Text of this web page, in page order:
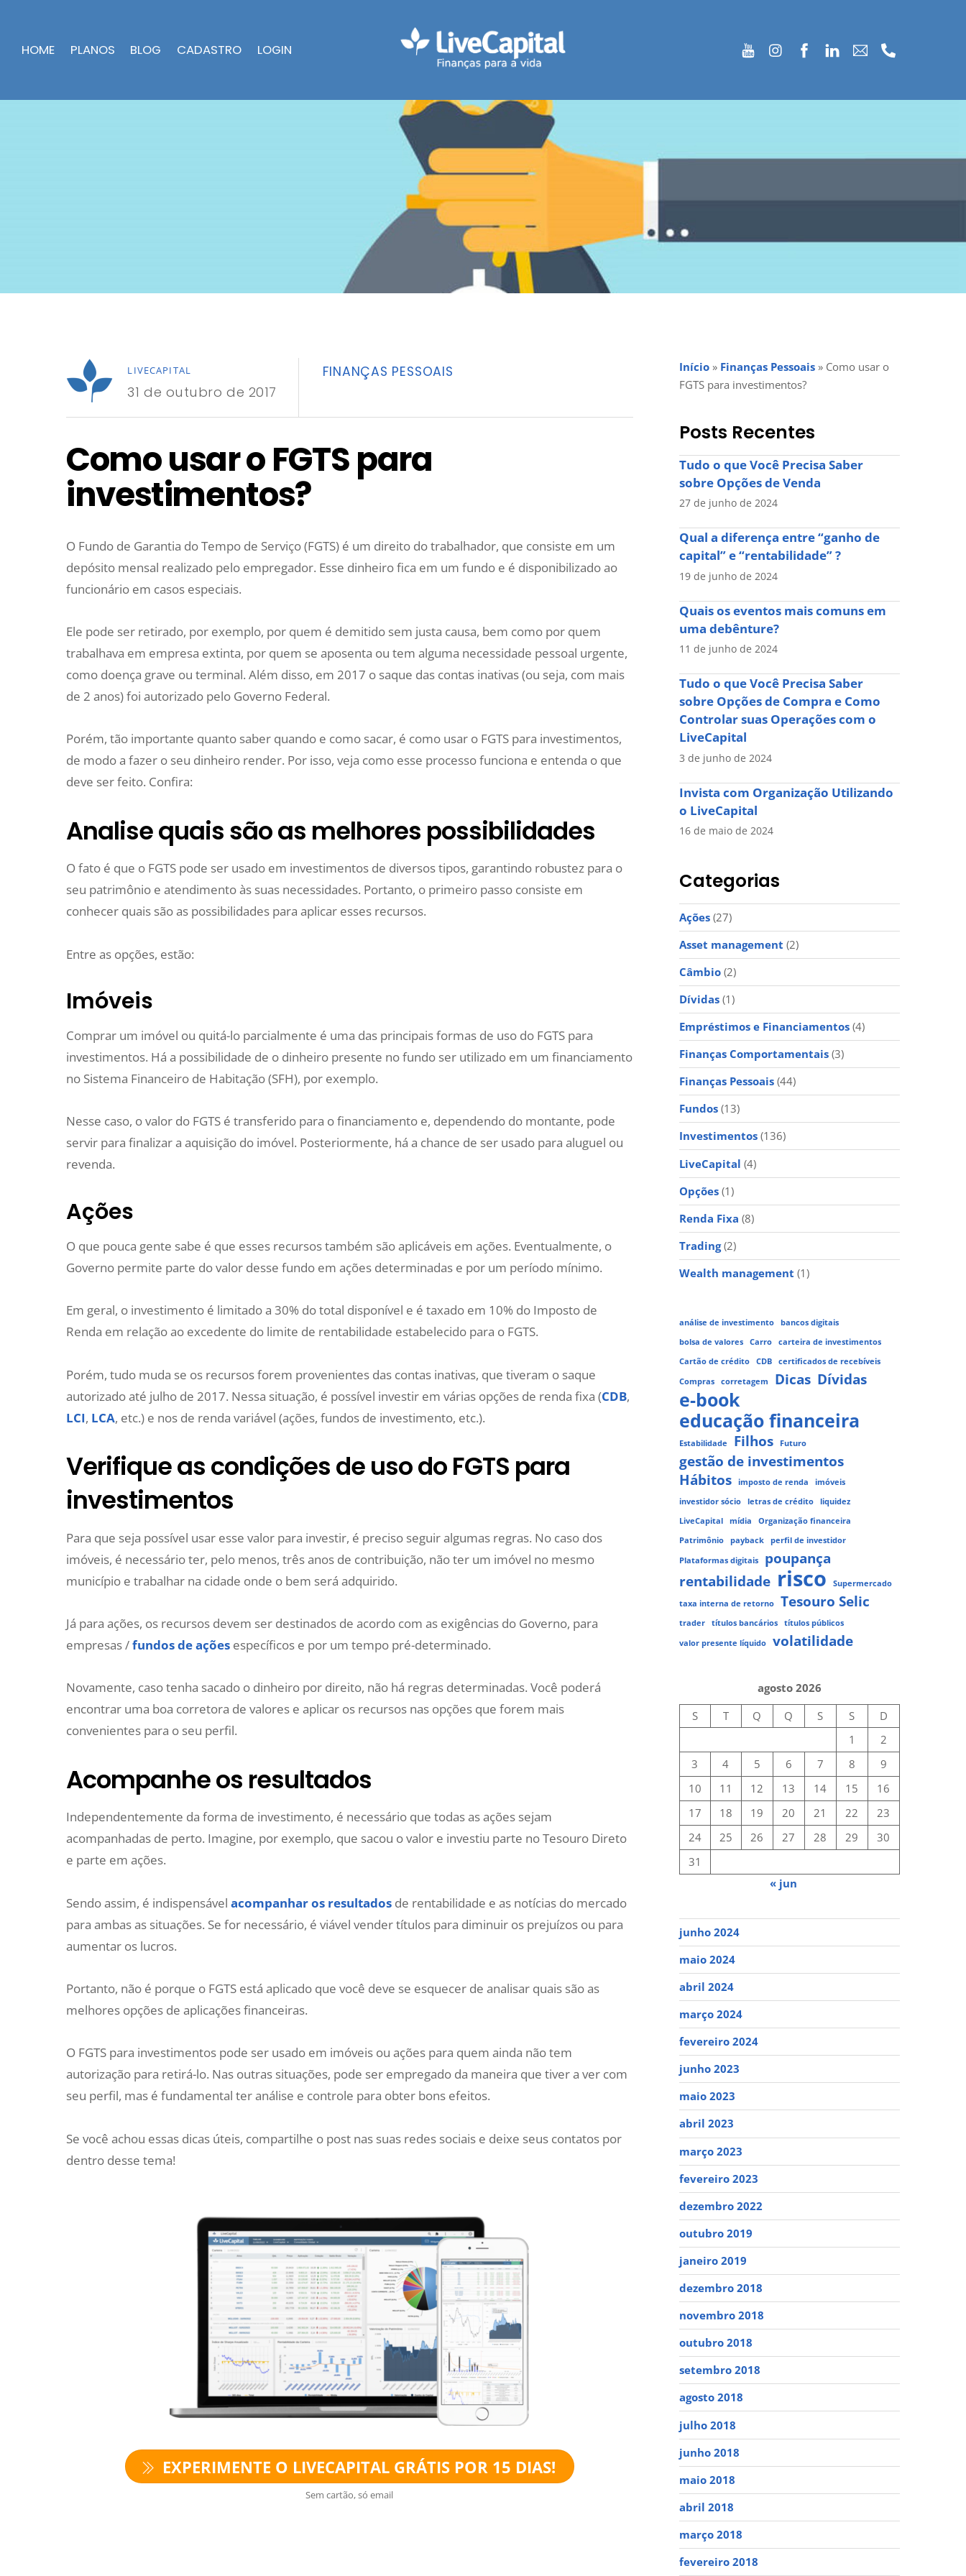
HOME PLANOS BLOG CADASTRO LOGIN
LIVECAPITAL
31 de outubro de 2017
FINANÇAS PESSOAIS
Como usar o FGTS para
investimentos?
O Fundo de Garantia do Tempo de Serviço (FGTS) é um direito do trabalhador, que consiste em um
depósito mensal realizado pelo empregador. Esse dinheiro fica em um fundo e é disponibilizado ao
funcionário em casos especiais.
Ele pode ser retirado, por exemplo, por quem é demitido sem justa causa, bem como por quem
trabalhava em empresa extinta, por quem se aposenta ou tem alguma necessidade pessoal urgente,
como doença grave ou terminal. Além disso, em 2017 o saque das contas inativas (ou seja, com mais
de 2 anos) foi autorizado pelo Governo Federal.
Porém, tão importante quanto saber quando e como sacar, é como usar o FGTS para investimentos,
de modo a fazer o seu dinheiro render. Por isso, veja como esse processo funciona e entenda o que
deve ser feito. Confira:
Analise quais são as melhores possibilidades
O fato é que o FGTS pode ser usado em investimentos de diversos tipos, garantindo robustez para o
seu patrimônio e atendimento às suas necessidades. Portanto, o primeiro passo consiste em
conhecer quais são as possibilidades para aplicar esses recursos.
Entre as opções, estão:
Imóveis
Comprar um imóvel ou quitá-lo parcialmente é uma das principais formas de uso do FGTS para
investimentos. Há a possibilidade de o dinheiro presente no fundo ser utilizado em um financiamento
no Sistema Financeiro de Habitação (SFH), por exemplo.
Nesse caso, o valor do FGTS é transferido para o financiamento e, dependendo do montante, pode
servir para finalizar a aquisição do imóvel. Posteriormente, há a chance de ser usado para aluguel ou
revenda.
Ações
O que pouca gente sabe é que esses recursos também são aplicáveis em ações. Eventualmente, o
Governo permite parte do valor desse fundo em ações determinadas e por um período mínimo.
Em geral, o investimento é limitado a 30% do total disponível e é taxado em 10% do Imposto de
Renda em relação ao excedente do limite de rentabilidade estabelecido para o FGTS.
Porém, tudo muda se os recursos forem provenientes das contas inativas, que tiveram o saque
autorizado até julho de 2017. Nessa situação, é possível investir em várias opções de renda fixa (CDB,
LCI, LCA, etc.) e nos de renda variável (ações, fundos de investimento, etc.).
Verifique as condições de uso do FGTS para
investimentos
Para que seja possível usar esse valor para investir, é preciso seguir algumas regras. No caso dos
imóveis, é necessário ter, pelo menos, três anos de contribuição, não ter um imóvel no mesmo
município e trabalhar na cidade onde o bem será adquirido.
Já para ações, os recursos devem ser destinados de acordo com as exigências do Governo, para
empresas /fundos de ações específicos e por um tempo pré-determinado.
Novamente, caso tenha sacado o dinheiro por direito, não há regras determinadas. Você poderá
encontrar uma boa corretora de valores e aplicar os recursos nas opções que forem mais
convenientes para o seu perfil.
Acompanhe os resultados
Independentemente da forma de investimento, é necessário que todas as ações sejam
acompanhadas de perto. Imagine, por exemplo, que sacou o valor e investiu parte no Tesouro Direto
e parte em ações.
Sendo assim, é indispensável acompanhar os resultados de rentabilidade e as notícias do mercado
para ambas as situações. Se for necessário, é viável vender títulos para diminuir os prejuízos ou para
aumentar os lucros.
Portanto, não é porque o FGTS está aplicado que você deve se esquecer de analisar quais são as
melhores opções de aplicações financeiras.
O FGTS para investimentos pode ser usado em imóveis ou ações para quem ainda não tem
autorização para retirá-lo. Nas outras situações, pode ser empregado da maneira que tiver a ver com
seu perfil, mas é fundamental ter análise e controle para obter bons efeitos.
Se você achou essas dicas úteis, compartilhe o post nas suas redes sociais e deixe seus contatos por
dentro desse tema!
EXPERIMENTE O LIVECAPITAL GRÁTIS POR 15 DIAS!
Sem cartão, só email
Início » Finanças Pessoais »Como usar o
FGTS para investimentos?
Posts Recentes
Tudo o que Você Precisa Saber
sobre Opções de Venda
27 de junho de 2024
Qual a diferença entre “ganho de
capital” e “rentabilidade” ?
19 de junho de 2024
Quais os eventos mais comuns em
uma debênture?
11 de junho de 2024
Tudo o que Você Precisa Saber
sobre Opções de Compra e Como
Controlar suas Operações com o
LiveCapital
3 de junho de 2024
Invista com Organização Utilizando
o LiveCapital
16 de maio de 2024
Categorias
Ações(27)
Asset management (2)
Câmbio(2)
Dívidas(1)
Empréstimos e Financiamentos(4)
Finanças Comportamentais(3)
Finanças Pessoais(44)
Fundos(13)
Investimentos(136)
LiveCapital (4)
Opções(1)
Renda Fixa (8)
Trading(2)
Wealth management (1)
análise de investimento
bancos digitais
bolsa de valores
Carro
carteira de investimentos
Cartão de crédito
CDB
certificados de recebíveis
Compras
corretagem Dicas Dívidas
e-book
educação financeira
Estabilidade Filhos Futuro
gestão de investimentos
Hábitos
imposto de renda
imóveis
investidor sócio
letras de crédito
liquidez
LiveCapital
mídia
Organização financeira
Patrimônio
payback
perfil de investidor
Plataformas digitais
poupança
rentabilidade risco
Supermercado
taxa interna de retorno
Tesouro Selic
trader títulos bancários
títulos públicos
valor presente líquido
volatilidade
agosto 2026
S
T Q Q S S
D
1
2
3
4 5 6 7 8
9
10
11 12 13 14 15
16
17
18 19 20 21 22
23
24
25 26 27 28 29
30
31
« jun
junho 2024
maio 2024
abril 2024
março 2024
fevereiro 2024
junho 2023
maio 2023
abril 2023
março 2023
fevereiro 2023
dezembro 2022
outubro 2019
janeiro 2019
dezembro 2018
novembro 2018
outubro 2018
setembro 2018
agosto 2018
julho 2018
junho 2018
maio 2018
abril 2018
março 2018
fevereiro 2018